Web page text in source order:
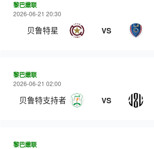
黎巴嫩联
2026-06-21 20:30
贝鲁特星 VS
黎巴嫩联
2026-06-21 02:00
贝鲁特支持者 VS
黎巴嫩联